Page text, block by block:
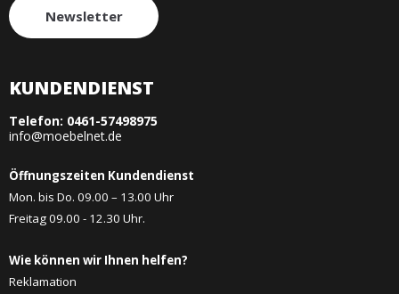
Newsletter
KUNDENDIENST
Telefon: 0461-57498975
info@moebelnet.de
Öffnungszeiten Kundendienst
Mon. bis Do. 09.00 – 13.00 Uhr
Freitag 09.00 - 12.30 Uhr.
Wie können wir Ihnen helfen?
Reklamation